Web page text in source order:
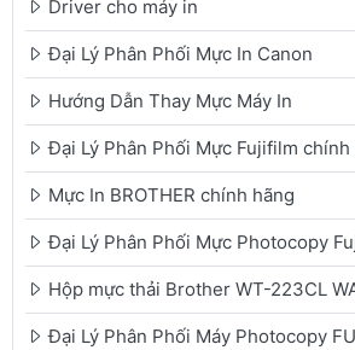
Driver cho máy in
Đại Lý Phân Phối Mực In Canon
Hướng Dẫn Thay Mực Máy In
Đại Lý Phân Phối Mực Fujifilm chính
Mực In BROTHER chính hãng
Đại Lý Phân Phối Mực Photocopy
Hộp mực thải Brother WT-223CL
Đại Lý Phân Phối Máy Photocopy